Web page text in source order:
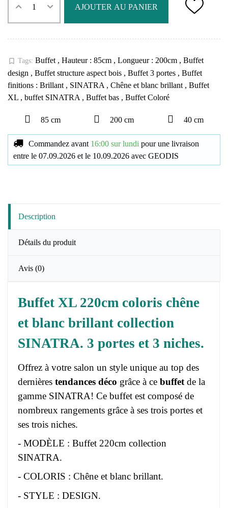
AJOUTER AU PANIER
bookmark_border Tags: Buffet , Hauteur : 85cm , Longueur : 200cm , Buffet
design , Buffet structure aspect bois , Buffet 3 portes , Buffet
finitions : Brillant , SINATRA , Chêne et blanc brillant , Buffet
XL , buffet SINATRA , Buffet bas , Buffet Coloré
85 cm 200 cm 40 cm
Commandez avant 16:00 sur lundi pour une livraison
entre le 07.09.2026 et le 10.09.2026 avec GEODIS
Description
Détails du produit
Avis (0)
Buffet XL 220cm coloris chêne
et blanc brillant collection
SINATRA. 3 portes et 3 niches.
Offrez à votre salon un style unique au top des
dernières tendances déco grâce à ce buffet de la
gamme SINATRA! Ce buffet est composé de
nombreux rangements grâce à ses trois portes et
ses trois niches.
- MODÈLE : Buffet 220cm collection
SINATRA.
- COLORIS : Chêne et blanc brillant.
- STYLE : DESIGN.